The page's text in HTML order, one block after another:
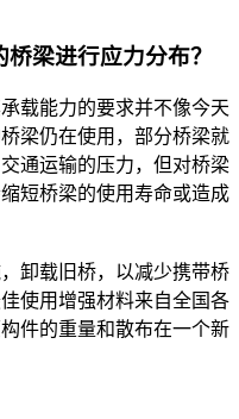
梁进行应力分布？
载能力的要求并不像今天
梁仍在使用，部分桥梁就
通运输的压力，但对桥梁
短桥梁的使用寿命或造成
卸载旧桥，以减少携带桥
使用增强材料来自全国各
件的重量和散布在一个新